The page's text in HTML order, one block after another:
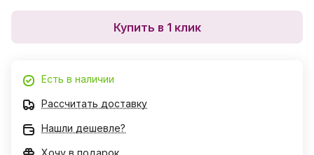
Купить в 1 клик
Есть в наличии
Рассчитать доставку
Нашли дешевле?